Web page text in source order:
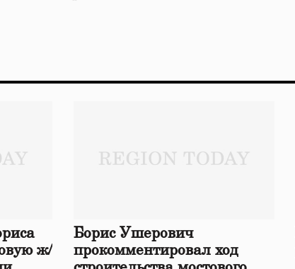
ж/
Борис Ушерович
прокомментировал ход